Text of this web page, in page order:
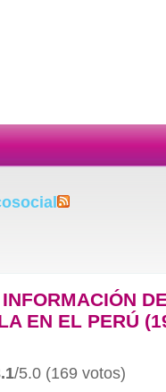
EN EL PERÚ
/5.0 (169 votos)